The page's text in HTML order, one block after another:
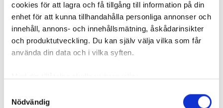
cookies för att lagra och få tillgång till information på din
enhet för att kunna tillhandahålla personliga annonser och
innehåll, annons- och innehållsmätning, åskådarinsikter
och produktutveckling. Du kan själv välja vilka som får
använda din data och i vilka syften.
som kan ha en noggrannhet på upp till flera meter
Nödvändig
Viveca, 78, bor hos värden som höjer
hyran mest i landet: "Måste bli ett stopp
någon gång"
12 april 2024
Värden som vägrar höga hyreshöjningar: